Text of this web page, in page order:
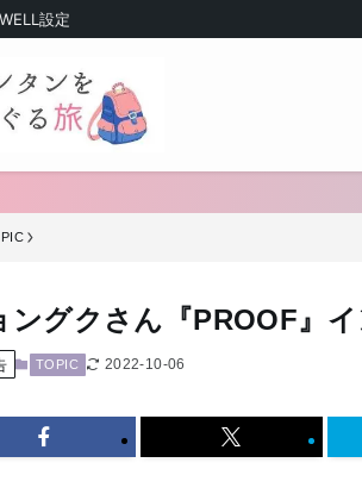
設定
ングクさん『PROOF』
TOPIC 2022-10-06